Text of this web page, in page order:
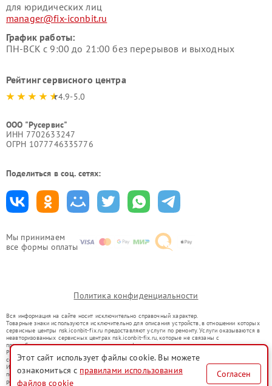
Мы принимаем
все формы оплаты
для юридических лиц
manager@fix-iconbit.ru
График работы:
ПН-ВСК с 9:00 до 21:00 без перерывов и выходных
Рейтинг сервисного центра
4.9-5.0
ООО "Русервис"
ИНН 7702633247
ОГРН 1077746335776
Поделиться в соц. сетях:
Политика конфиденциальности
Вся информация на сайте носит исключительно справочный характер.
Товарные знаки используются исключительно для описания устройств, в отношении которых
сервисные центры nsk.iconbit-fix.ru предоставляют услуги по ремонту. Услуги оказываются в
неавторизованных сервисных центрах nsk.iconbit-fix.ru, которые не связаны с
правообладателями товарных знаков или их официальными представителями.
Ремонт осуществляется для устройств, уже введенных в гражданский оборот в соответствии
со статьей 1487 ГК РФ.
Использование товарных знаков не преследует цели индивидуализации услуг или введения
потребителей в заблуждение, а служит для информирования о предоставляемых услугах по
ремонту техники указанных брендов.
Этот сайт использует файлы cookie. Вы можете
ознакомиться с правилами использования
файлов cookie
Согласен